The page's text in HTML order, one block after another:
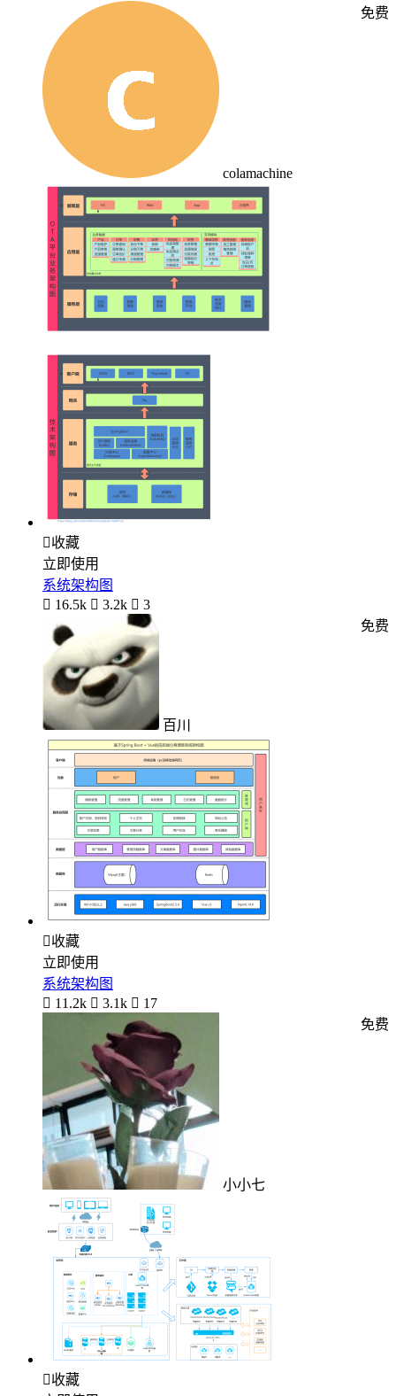
colamachine
免费
收藏
立即使用
系统架构图
 16.5k  3.2k  3
百川
免费
收藏
立即使用
系统架构图
 11.2k  3.1k  17
小小七
免费
收藏